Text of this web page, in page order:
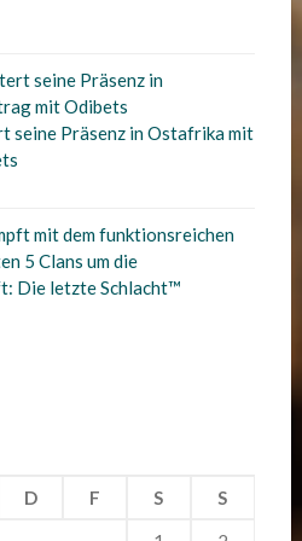
seine Präsenz in Ostafrika mit
mit dem funktionsreichen
5 Clans um die
Die letzte Schlacht™
D F S
S